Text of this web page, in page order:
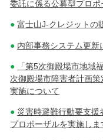
ン
委託に係る公募型プロポ
富士山J-クレジットの
内部事務システム更
「第5次御殿場市地域
次御殿場市障害者計画
実施について
災害時避難行動要支援
プロポーザルを実施しま